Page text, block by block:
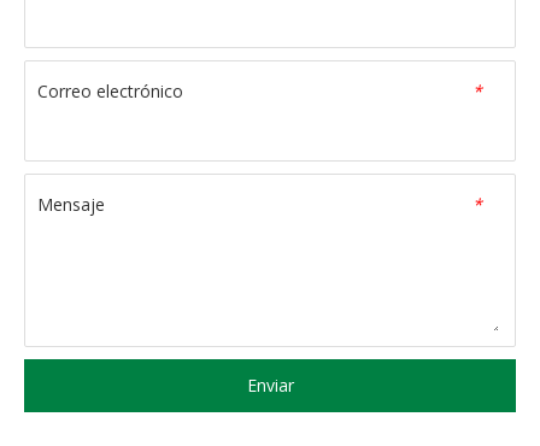
*
Correo electrónico
*
Mensaje
Enviar